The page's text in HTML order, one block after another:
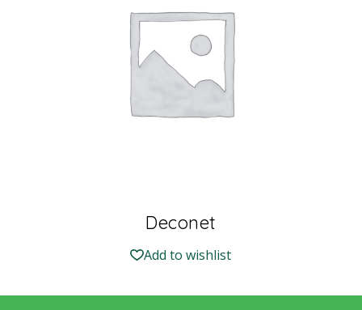
Deconet
Add to wishlist